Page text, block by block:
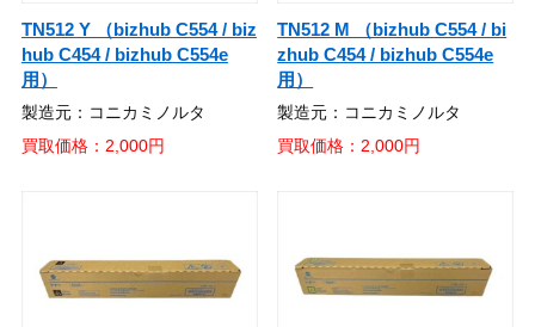
TN512 Y （bizhub C554 / biz
hub C454 / bizhub C554e
用）
製造元：コニカミノルタ
買取価格：2,000円
TN512 M （bizhub C554 / bi
zhub C454 / bizhub C554e
用）
製造元：コニカミノルタ
買取価格：2,000円